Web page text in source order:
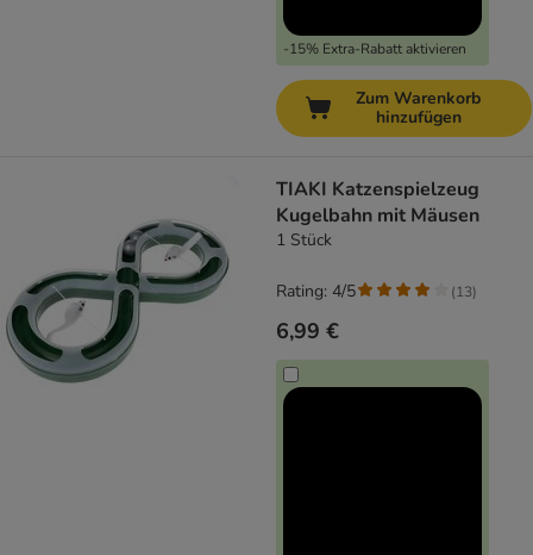
-15% Extra-Rabatt aktivieren
Zum Warenkorb
hinzufügen
TIAKI Katzenspielzeug
Kugelbahn mit Mäusen
1 Stück
6,99 €
Rating: 4/5 (13)